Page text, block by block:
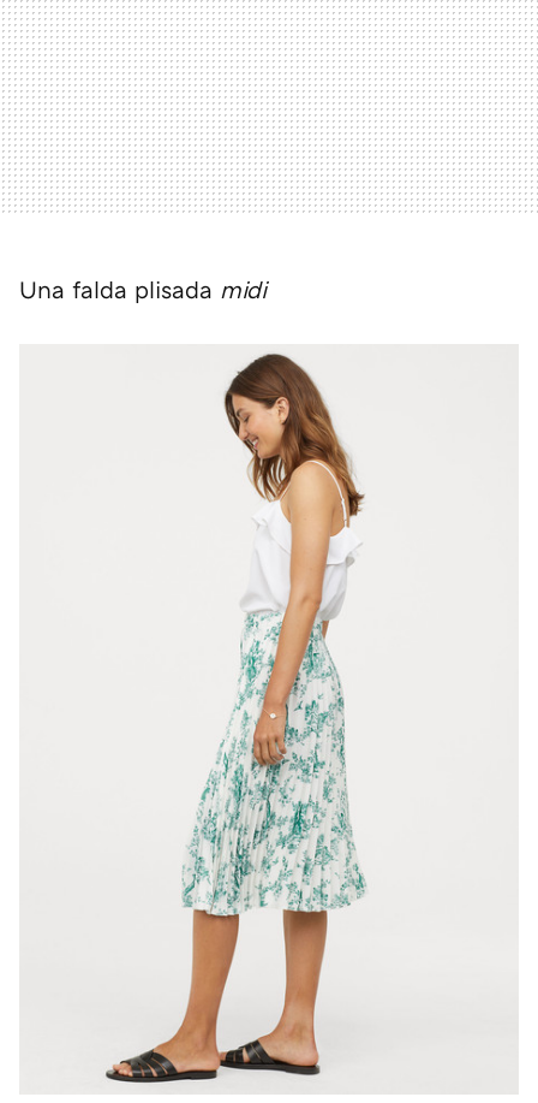
Una falda plisada midi